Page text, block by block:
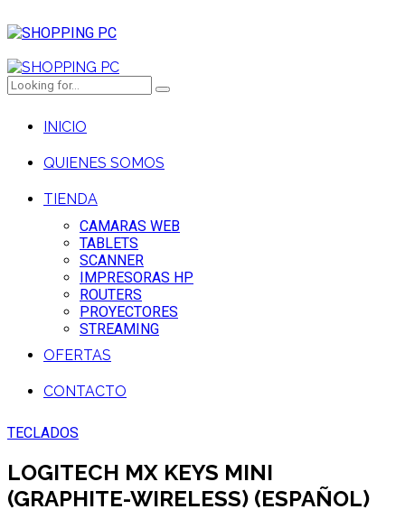
INICIO
QUIENES SOMOS
TIENDA
CAMARAS WEB
TABLETS
SCANNER
IMPRESORAS HP
ROUTERS
PROYECTORES
STREAMING
OFERTAS
CONTACTO
TECLADOS
LOGITECH MX KEYS MINI
(GRAPHITE-WIRELESS) (ESPAÑOL)